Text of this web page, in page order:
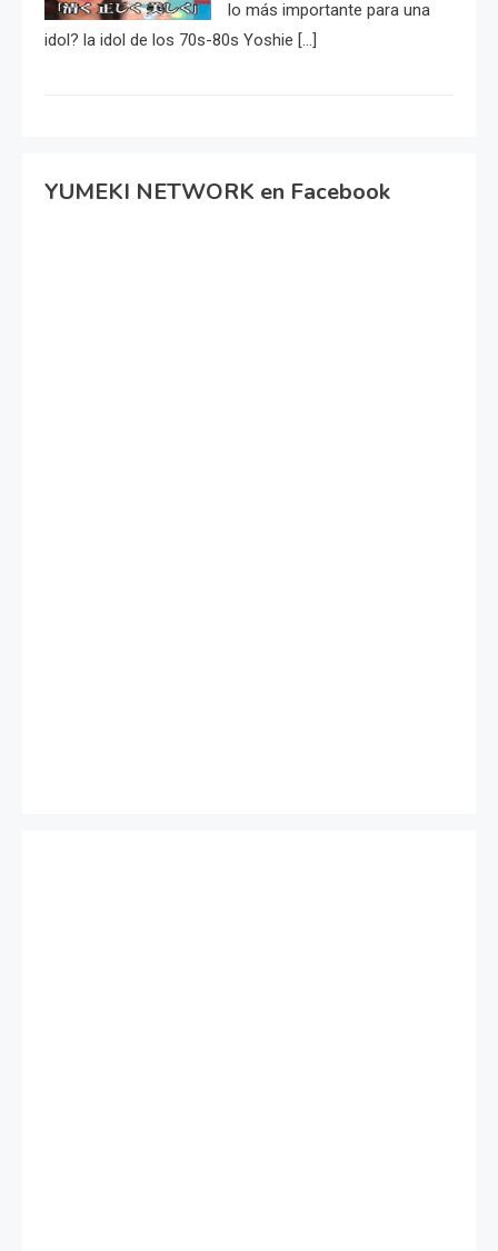
lo más importante para una
idol? la idol de los 70s-80s Yoshie […]
YUMEKI NETWORK en Facebook